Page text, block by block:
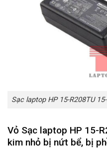
Sạc laptop HP 15-R208TU
Vỏ Sạc laptop HP 15-
kim nhỏ bị nứt bể, bị